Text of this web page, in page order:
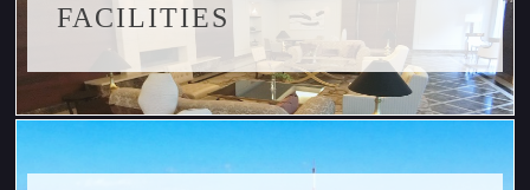
FACILITIES